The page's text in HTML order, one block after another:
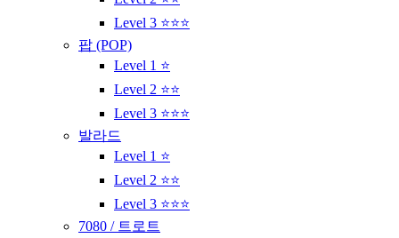
Level 3 ⭐⭐⭐
팝 (POP)
Level 1 ⭐
Level 2 ⭐⭐
Level 3 ⭐⭐⭐
발라드
Level 1 ⭐
Level 2 ⭐⭐
Level 3 ⭐⭐⭐
7080 / 트로트